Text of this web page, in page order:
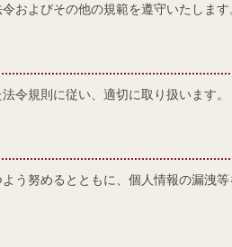
およびその他の規範を遵守いたします
令規則に従い、適切に取り扱います。
う努めるとともに、個人情報の漏洩